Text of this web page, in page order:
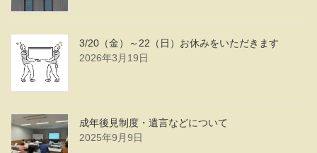
3/20（金）～22（日）お休みをいただきます
2026年3月19日
成年後見制度・遺言などについて
2025年9月9日